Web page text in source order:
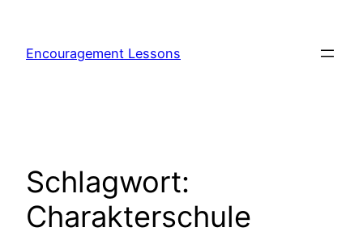
Encouragement Lessons
Schlagwort:
Charakterschule